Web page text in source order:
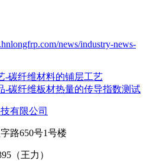
news/industry-news-
-碳纤维材料的铺层工艺
-碳纤维板材热量的传导指数测试
路650号1号楼
（王力）